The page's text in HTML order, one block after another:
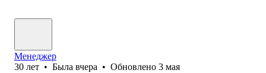
Менеджер
30 лет • Была вчера • Обновлено 3 мая